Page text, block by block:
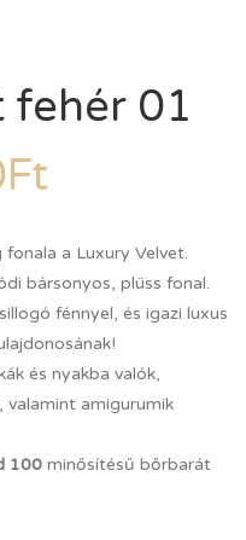
fehér 01
Ft
a Luxury Velvet.
bársonyos, plüss fonal.
fénnyel, és igazi luxus
és nyakba valók,
valamint amigurumik
100 minősítésű bőrbarát